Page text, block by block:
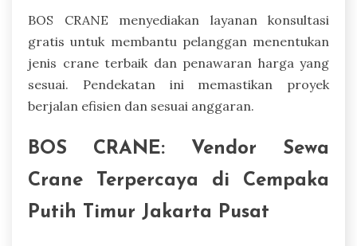
BOS CRANE menyediakan layanan konsultasi
gratis untuk membantu pelanggan menentukan
jenis crane terbaik dan penawaran harga yang
sesuai. Pendekatan ini memastikan proyek
berjalan efisien dan sesuai anggaran.
BOS CRANE: Vendor Sewa
Crane Terpercaya di Cempaka
Putih Timur Jakarta Pusat